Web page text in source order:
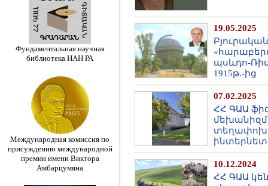
Фундаментальная научная
библиотека НАН РА
Международная комиссия по
присуждению международной
премии имени Виктора
Амбарцумяна
19.05.2025
պսևդո-
1915թ.-ից
07.02.2025
ՀՀ ԳԱԱ
10.12.2024
ՀՀ ԳԱԱ